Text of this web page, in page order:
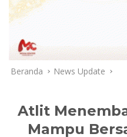
Beranda News Update
Atlit
Mampu